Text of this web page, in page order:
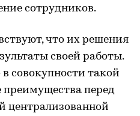
сотрудников.
что их решения
своей работы.
совокупности такой
преимущества перед
централизованной